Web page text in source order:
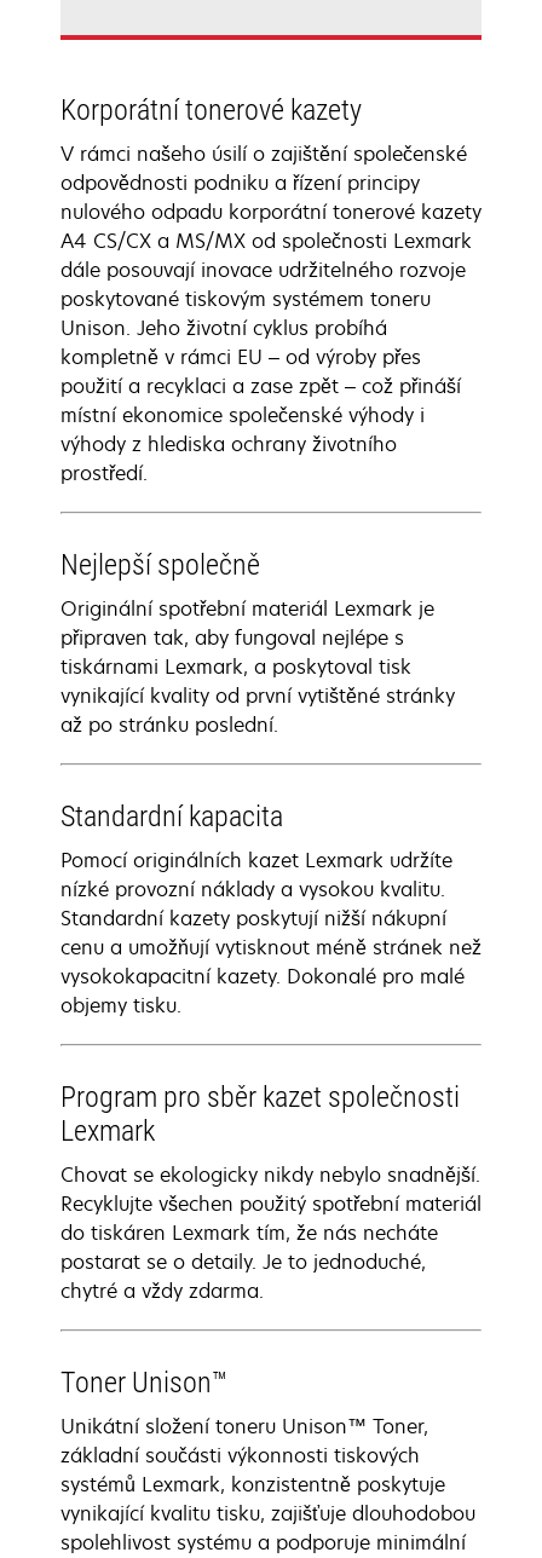
Korporátní tonerové kazety
V rámci našeho úsilí o zajištění společenské
odpovědnosti podniku a řízení principy
nulového odpadu korporátní tonerové kazety
A4 CS/CX a MS/MX od společnosti Lexmark
dále posouvají inovace udržitelného rozvoje
poskytované tiskovým systémem toneru
Unison. Jeho životní cyklus probíhá
kompletně v rámci EU – od výroby přes
použití a recyklaci a zase zpět – což přináší
místní ekonomice společenské výhody i
výhody z hlediska ochrany životního
prostředí.
Nejlepší společně
Originální spotřební materiál Lexmark je
připraven tak, aby fungoval nejlépe s
tiskárnami Lexmark, a poskytoval tisk
vynikající kvality od první vytištěné stránky
až po stránku poslední.
Standardní kapacita
Pomocí originálních kazet Lexmark udržíte
nízké provozní náklady a vysokou kvalitu.
Standardní kazety poskytují nižší nákupní
cenu a umožňují vytisknout méně stránek než
vysokokapacitní kazety. Dokonalé pro malé
objemy tisku.
Program pro sběr kazet společnosti
Lexmark
Chovat se ekologicky nikdy nebylo snadnější.
Recyklujte všechen použitý spotřební materiál
do tiskáren Lexmark tím, že nás necháte
postarat se o detaily. Je to jednoduché,
chytré a vždy zdarma.
Toner Unison™
Unikátní složení toneru Unison™ Toner,
základní součásti výkonnosti tiskových
systémů Lexmark, konzistentně poskytuje
vynikající kvalitu tisku, zajišťuje dlouhodobou
spolehlivost systému a podporuje minimální